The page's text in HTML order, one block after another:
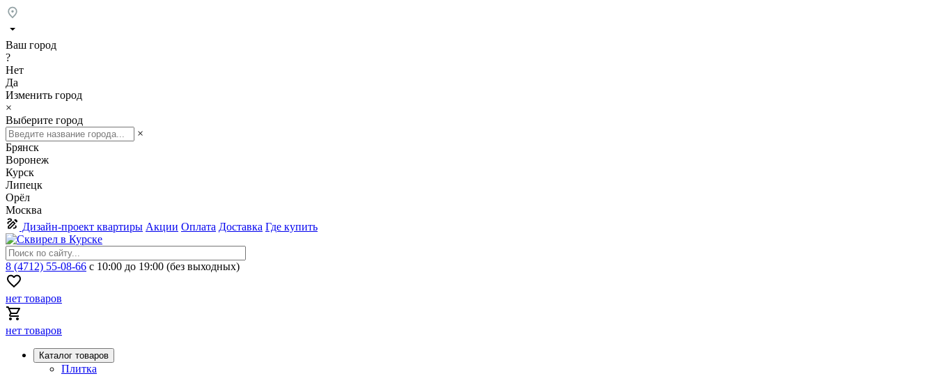
Ваш город
?
Нет
Да
Изменить город
×
Выберите город
×
Брянск
Воронеж
Курск
Липецк
Орёл
Москва
Дизайн-проект квартиры Акции Оплата Доставка Где купить
8 (4712) 55-08-66 с 10:00 до 19:00 (без выходных)
нет товаров
нет товаров
Каталог товаров
Плитка